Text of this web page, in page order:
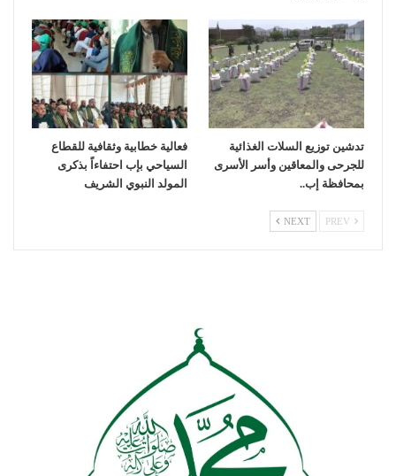
تدشين توزيع السلات الغذائية
للجرحى والمعاقين وأسر الأسرى
بمحافظة إب..
فعالية خطابية وثقافية للقطاع
السياحي بإب احتفاءاً بذكرى
المولد النبوي الشريف
NEXT